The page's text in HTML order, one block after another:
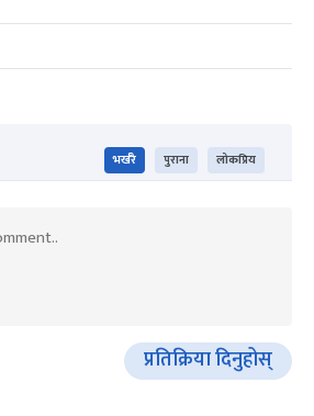
भर्खरै पुराना लोकप्रिय
प्रतिक्रिया दिनुहोस्